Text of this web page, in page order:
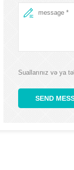
Suallarınız və ya
SEND